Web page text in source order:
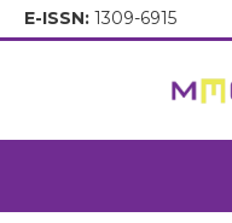
E-ISSN: 1309-6915